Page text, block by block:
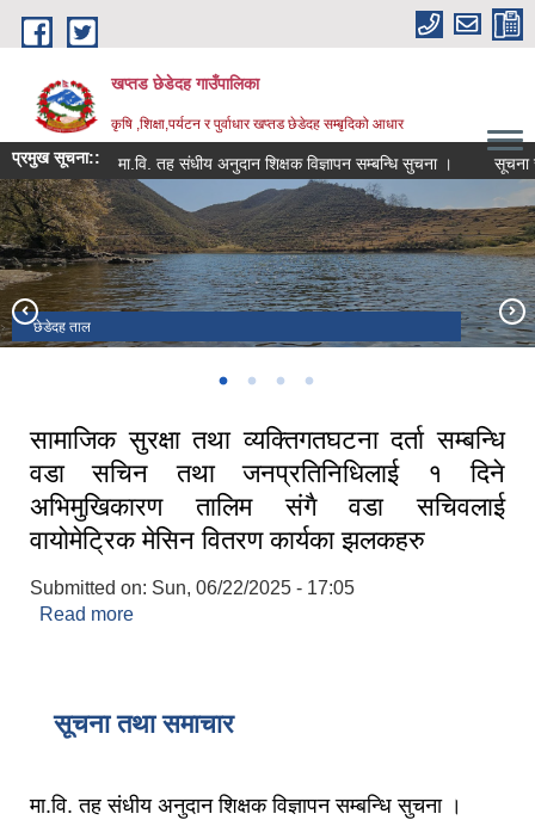
Skip to main content
खप्तड छेडेदह गाउँपालिका
कृषि ,शिक्षा,पर्यटन र पुर्वाधार खप्तड छेडेदह सम्बृदिको आधार
प्रमुख सूचना::मा.वि. तह संधीय अनुदान शिक्षक विज्ञापन सम्बन्धि सुचना । सूचना
छेडेदह ताल
गाउँपालिका भवन डोगडी
खप्तड त्रिवेणी धाम ।
खप्तड राष्ट्रिय निकुन्ज
सामाजिक सुरक्षा तथा व्यक्तिगतघटना दर्ता सम्बन्धि
वडा सचिन तथा जनप्रतिनिधिलाई १ दिने
अभिमुखिकारण तालिम संगै वडा सचिवलाई
वायोमेट्रिक मेसिन वितरण कार्यका झलकहरु
Submitted on: Sun, 06/22/2025 - 17:05
Read more
सूचना तथा समाचार
मा.वि. तह संधीय अनुदान शिक्षक विज्ञापन सम्बन्धि सुचना ।